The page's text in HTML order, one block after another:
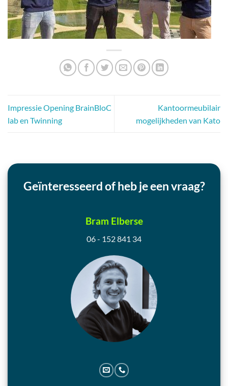
Impressie Opening BrainBloC
lab en Twinning
Kantoormeubilair
mogelijkheden van Kato
Geïnteresseerd of heb je een vraag?
Bram Elberse
06 - 152 841 34